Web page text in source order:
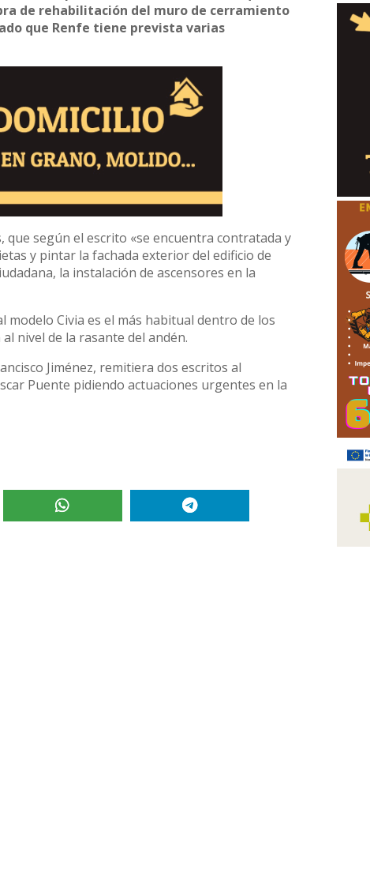
de rehabilitación del muro de cerramiento
que Renfe tiene prevista varias
según el escrito «se encuentra contratada y
y pintar la fachada exterior del edificio de
la instalación de ascensores en la
modelo Civia es el más habitual dentro de los
nivel de la rasante del andén.
Jiménez, remitiera dos escritos al
Puente pidiendo actuaciones urgentes en la